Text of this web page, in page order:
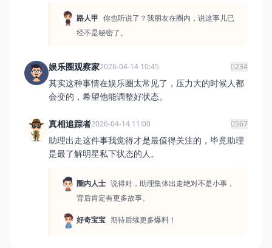
路人甲 你也听说了？我朋友在圈内，说这事儿已
经不是秘密了。
娱乐圈观察家2026-04-14 10:45 234
其实这种事情在娱乐圈太常见了，压力大的时候人都
会变的，希望他能调整好状态。
真相追踪者2026-04-14 11:00 567
助理出走这件事我觉得才是最值得关注的，毕竟助理
是最了解明星私下状态的人。
圈内人士 说得对，助理集体出走绝对不是小事，
背后肯定有更多故事。
好奇宝宝 期待后续更多爆料！